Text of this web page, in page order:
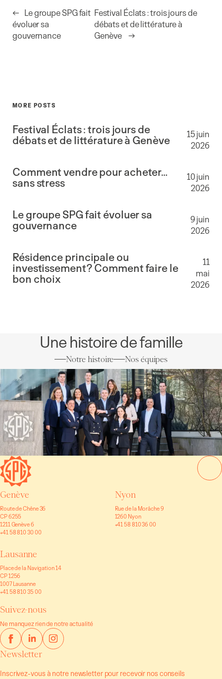
← Le groupe SPG fait
évoluer sa
gouvernance
Festival Éclats : trois jours de
débats et de littérature à
Genève
→
MORE POSTS
Festival Éclats : trois jours de
débats et de littérature à Genève
15 juin
2026
Comment vendre pour acheter…
sans stress
10 juin
2026
Le groupe SPG fait évoluer sa
gouvernance
9 juin
2026
Résidence principale ou
investissement? Comment faire le
bon choix
11
mai
2026
Une histoire de famille
Notre histoire Nos équipes
Genève
Route de Chêne 36
CP 6255
1211 Genève 6
+41 58 810 30 00
Nyon
Rue de la Morâche 9
1260 Nyon
+41 58 810 36 00
Lausanne
Place de la Navigation 14
CP 1256
1007 Lausanne
+41 58 810 35 00
Suivez-nous
Ne manquez rien de notre actualité
Newsletter
Inscrivez-vous à notre newsletter pour recevoir nos conseils